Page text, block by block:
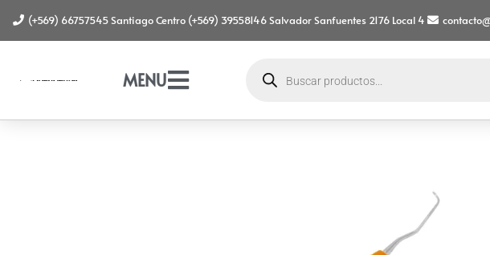
(+569) 66757545 Santiago Centro (+569) 39558146 Salvador Sanfuentes 2176 Local 4
MENU